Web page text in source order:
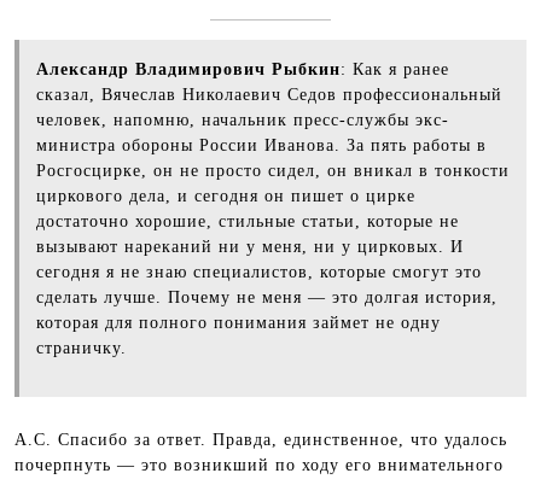
Александр Владимирович Рыбкин: Как я ранее
сказал, Вячеслав Николаевич Седов профессиональный
человек, напомню, начальник пресс-службы экс-
министра обороны России Иванова. За пять работы в
Росгосцирке, он не просто сидел, он вникал в тонкости
циркового дела, и сегодня он пишет о цирке
достаточно хорошие, стильные статьи, которые не
вызывают нареканий ни у меня, ни у цирковых. И
сегодня я не знаю специалистов, которые смогут это
сделать лучше. Почему не меня — это долгая история,
которая для полного понимания займет не одну
страничку.
А.С. Спасибо за ответ. Правда, единственное, что удалось
почерпнуть — это возникший по ходу его внимательного